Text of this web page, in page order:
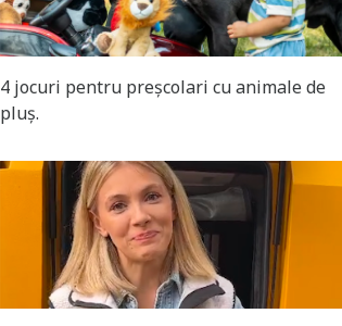
4 jocuri pentru preșcolari cu animale de
pluș.